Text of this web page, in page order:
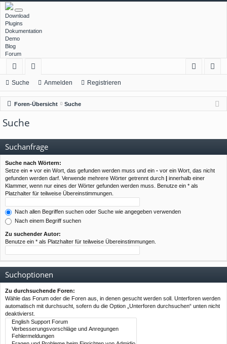
Download
Plugins
Dokumentation
Demo
Blog
Forum
ch
ne
llz
ug
rif
f
en
m
el
ist
rie
Suche Anmelden Registrieren
Foren-Übersicht Suche
Suche
Suchanfrage
Suche nach Wörtern:
Setze ein + vor ein Wort, das gefunden werden muss und ein - vor ein Wort, das nicht
gefunden werden darf. Verwende mehrere Wörter getrennt durch | innerhalb einer
Klammer, wenn nur eines der Wörter gefunden werden muss. Benutze ein * als
Platzhalter für teilweise Übereinstimmungen.
Nach allen Begriffen suchen oder Suche wie angegeben verwenden
Nach einem Begriff suchen
Zu suchender Autor:
Benutze ein * als Platzhalter für teilweise Übereinstimmungen.
Suchoptionen
Zu durchsuchende Foren:
Wähle das Forum oder die Foren aus, in denen gesucht werden soll. Unterforen werden
automatisch mit durchsucht, sofern du die Option „Unterforen durchsuchen“ unten nicht
deaktivierst.